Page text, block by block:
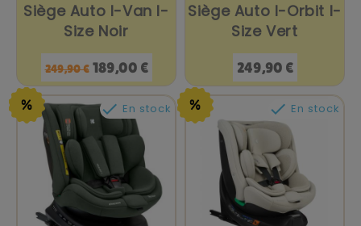
Siège Auto I-Van I-
Size Noir
Prix
de
base
249,90 € Prix
189,00 €
Siège Auto I-Orbit I-
Size Vert
Prix
249,90 €
 En stock  En stock